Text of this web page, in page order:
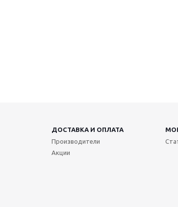
ДОСТАВКА И ОПЛАТА
Производители
Акции